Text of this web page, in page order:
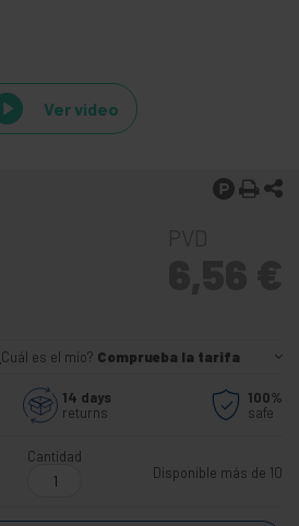
Ver video
es el mío? Comprueba la tarifa
14 days
returns
100%
safe
Cantidad
Disponible más de 10